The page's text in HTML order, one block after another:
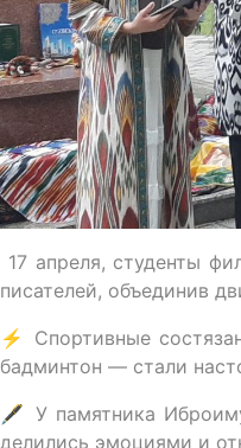
17 апреля, студенты
писателей, объединив
⚡️ Спортивные
бадминтон — стали
🖋 У памятника
делились эмоциями и